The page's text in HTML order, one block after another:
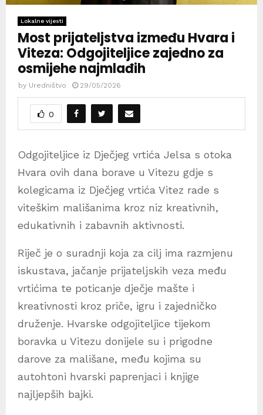
Lokalne vijesti
Most prijateljstva između Hvara i
Viteza: Odgojiteljice zajedno za
osmijehe najmlađih
by Uredništvo 29/05/2026
0
Odgojiteljice iz Dječjeg vrtića Jelsa s otoka
Hvara ovih dana borave u Vitezu gdje s
kolegicama iz Dječjeg vrtića Vitez rade s
viteškim mališanima kroz niz kreativnih,
edukativnih i zabavnih aktivnosti.
Riječ je o suradnji koja za cilj ima razmjenu
iskustava, jačanje prijateljskih veza među
vrtićima te poticanje dječje mašte i
kreativnosti kroz priče, igru i zajedničko
druženje. Hvarske odgojiteljice tijekom
boravka u Vitezu donijele su i prigodne
darove za mališane, među kojima su
autohtoni hvarski paprenjaci i knjige
najljepših bajki.